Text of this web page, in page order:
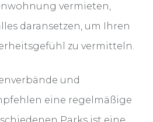
vermieten,
daransetzen, um Ihren
zu vermitteln.
und
eine regelmäßige